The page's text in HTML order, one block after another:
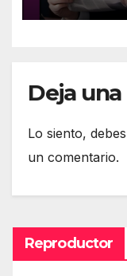
Deja
Lo siento,
un comentario.
Reproductor